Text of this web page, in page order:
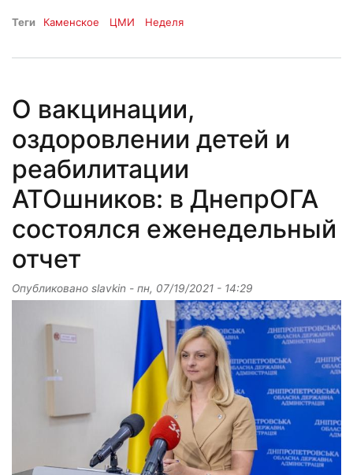
Теги Каменское ЦМИ Неделя
О вакцинации,
оздоровлении детей и
реабилитации
АТОшников: в ДнепрОГА
состоялся еженедельный
отчет
Опубликовано slavkin - пн, 07/19/2021 - 14:29